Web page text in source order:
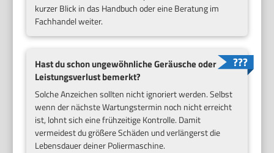
kurzer Blick in das Handbuch oder eine Beratung im
Fachhandel weiter.
Hast du schon ungewöhnliche Geräusche oder
Leistungsverlust bemerkt?
Solche Anzeichen sollten nicht ignoriert werden. Selbst
wenn der nächste Wartungstermin noch nicht erreicht
ist, lohnt sich eine frühzeitige Kontrolle. Damit
vermeidest du größere Schäden und verlängerst die
Lebensdauer deiner Poliermaschine.